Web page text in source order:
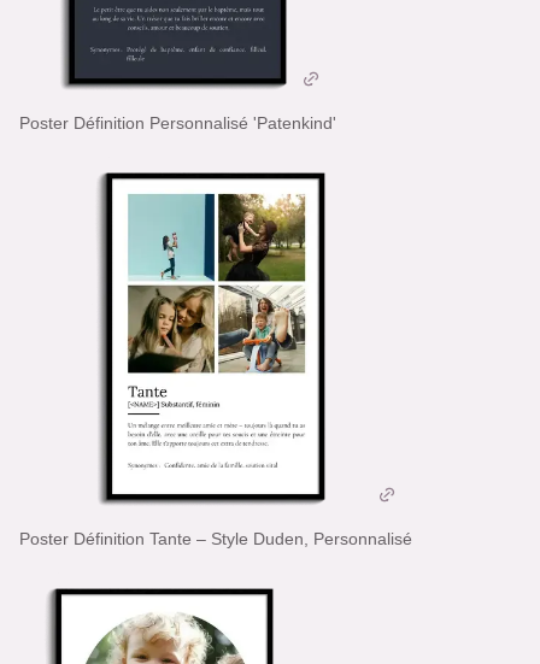
Poster Définition Personnalisé 'Patenkind'
Poster Définition Tante – Style Duden, Personnalisé